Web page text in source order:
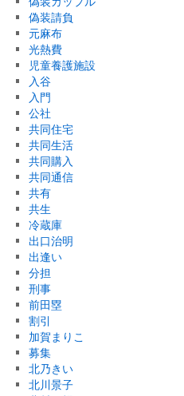
偽装請負
元麻布
光熱費
児童養護施設
入谷
入門
公社
共同住宅
共同生活
共同購入
共同通信
共有
共生
冷蔵庫
出口治明
出逢い
分担
刑事
前田塁
割引
加賀まりこ
募集
北乃きい
北川景子